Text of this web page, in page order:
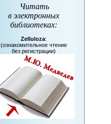
Читать
в электронных
библиотеках:
Zelluloza:
(ознакомительное чтение
без регистрации)